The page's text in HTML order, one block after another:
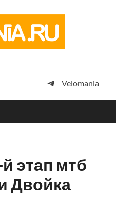
просто
Velomania
этап мтб
Двойка